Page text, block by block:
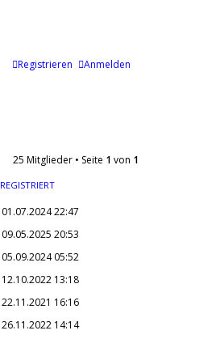
Anmelden
Registrieren
25 Mitglieder • Seite 1 von 1
REGISTRIERT
01.07.2024 22:47
09.05.2025 20:53
05.09.2024 05:52
12.10.2022 13:18
22.11.2021 16:16
26.11.2022 14:14